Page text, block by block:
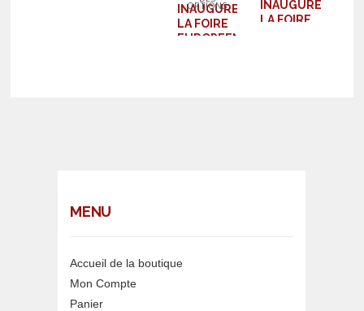
INAUGURE
LA FOIRE
EUROPEENNE
OPTIONS
INAUGURE
LA FOIRE
MENU
Accueil de la boutique
Mon Compte
Panier